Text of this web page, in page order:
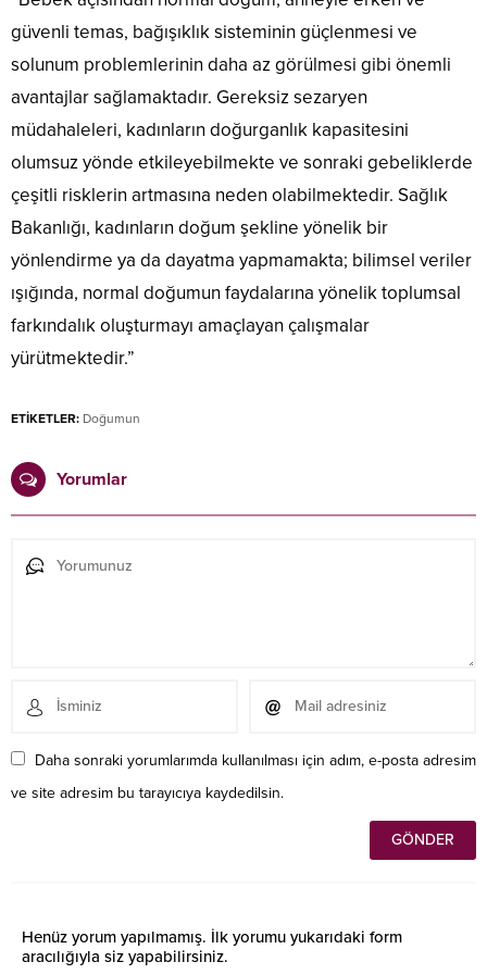
güvenli temas, bağışıklık sisteminin güçlenmesi ve
solunum problemlerinin daha az görülmesi gibi önemli
avantajlar sağlamaktadır. Gereksiz sezaryen
müdahaleleri, kadınların doğurganlık kapasitesini
olumsuz yönde etkileyebilmekte ve sonraki gebeliklerde
çeşitli risklerin artmasına neden olabilmektedir. Sağlık
Bakanlığı, kadınların doğum şekline yönelik bir
yönlendirme ya da dayatma yapmamakta; bilimsel veriler
ışığında, normal doğumun faydalarına yönelik toplumsal
farkındalık oluşturmayı amaçlayan çalışmalar
yürütmektedir.”
ETİKETLER: Doğumun
Yorumlar
Daha sonraki yorumlarımda kullanılması için adım, e-posta adresim
ve site adresim bu tarayıcıya kaydedilsin.
Henüz yorum yapılmamış. İlk yorumu yukarıdaki form
aracılığıyla siz yapabilirsiniz.